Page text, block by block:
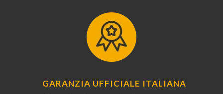
GARANZIA UFFICIALE ITALIANA